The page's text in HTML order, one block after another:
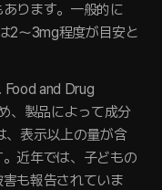
ります。一般的に
2〜3mg程度が目安と
Food and Drug
、製品によって成分
、表示以上の量が含
近年では、子どもの
も報告されていま